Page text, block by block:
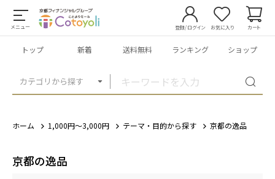
メニュー
カテゴリから探す
登録/ログイン お気に入り カート
トップ 新着 送料無料 ランキング ショップ
ホーム 1,000円～3,000円 テーマ・目的から探す 京都の逸品
京都の逸品